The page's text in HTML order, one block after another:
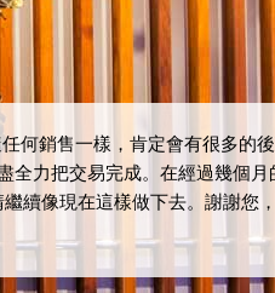
何銷售一樣，肯定會有很多的
全力把交易完成。在經過幾個
繼續像現在這樣做下去。謝謝您，